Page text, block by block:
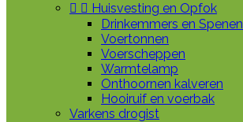
  Huisvesting en Opfok
Drinkemmers en Spenen
Voertonnen
Voerscheppen
Warmtelamp
Onthoornen kalveren
Hooiruif en voerbak
Varkens drogist